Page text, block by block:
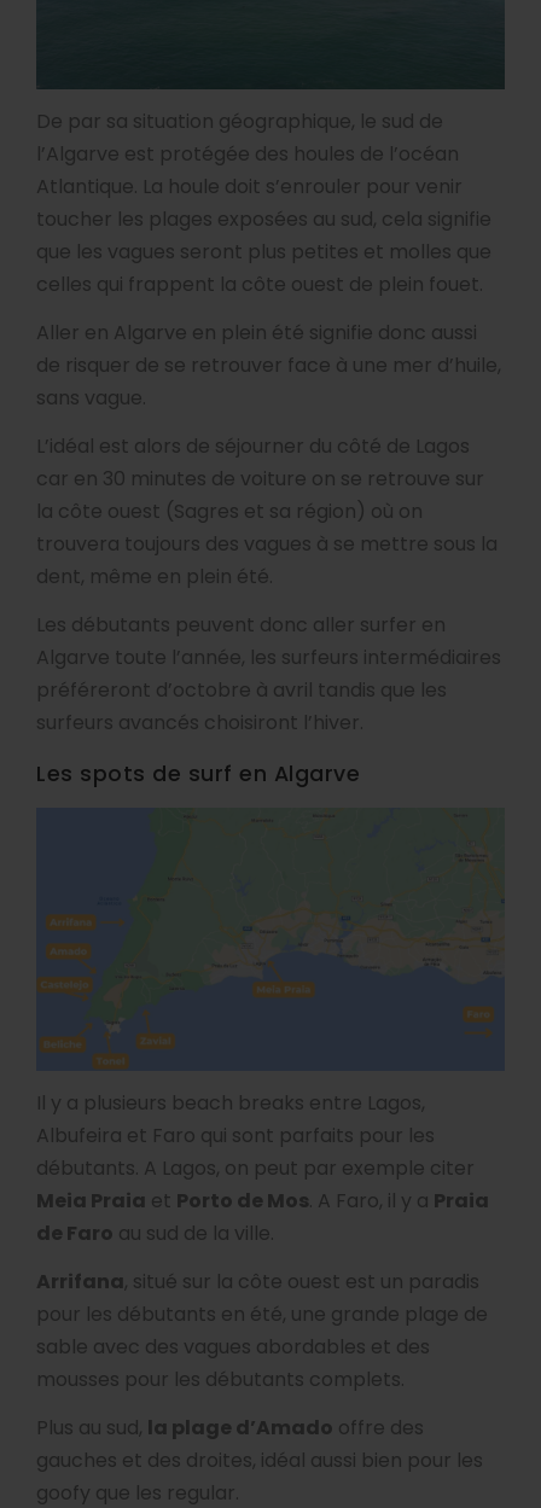
De par sa situation géographique, le sud de
l’Algarve est protégée des houles de l’océan
Atlantique. La houle doit s’enrouler pour venir
toucher les plages exposées au sud, cela signifie
que les vagues seront plus petites et molles que
celles qui frappent la côte ouest de plein fouet.
Aller en Algarve en plein été signifie donc aussi
de risquer de se retrouver face à une mer d’huile,
sans vague.
L’idéal est alors de séjourner du côté de Lagos
car en 30 minutes de voiture on se retrouve sur
la côte ouest (Sagres et sa région) où on
trouvera toujours des vagues à se mettre sous la
dent, même en plein été.
Les débutants peuvent donc aller surfer en
Algarve toute l’année, les surfeurs intermédiaires
préféreront d’octobre à avril tandis que les
surfeurs avancés choisiront l’hiver.
Les spots de surf en Algarve
Il y a plusieurs beach breaks entre Lagos,
Albufeira et Faro qui sont parfaits pour les
débutants. A Lagos, on peut par exemple citer
Meia Praia et Porto de Mos. A Faro, il y a Praia
de Faro au sud de la ville.
Arrifana, situé sur la côte ouest est un paradis
pour les débutants en été, une grande plage de
sable avec des vagues abordables et des
mousses pour les débutants complets.
Plus au sud, la plage d’Amado offre des
gauches et des droites, idéal aussi bien pour les
goofy que les regular.